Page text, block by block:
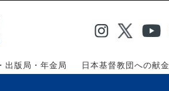
出版局・年金局 日本基督教団への献金